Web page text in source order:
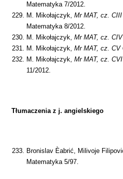
Matematyka 7/2012.
M. Mikołajczyk, Mr MAT, cz. CIII
Matematyka 8/2012.
M. Mikołajczyk, Mr MAT, cz.
M. Mikołajczyk, Mr MAT, cz. CV
M. Mikołajczyk, Mr MAT, cz.
11/2012.
Tłumaczenia z j. angielskiego
Bronislav Èabrić, Milivoje
Matematyka 5/97.